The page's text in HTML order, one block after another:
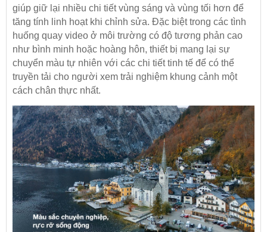
giúp giữ lại nhiều chi tiết vùng sáng và vùng tối hơn để
tăng tính linh hoạt khi chỉnh sửa. Đặc biệt trong các tình
huống quay video ở môi trường có độ tương phản cao
như bình minh hoặc hoàng hôn, thiết bị mang lại sự
chuyển màu tự nhiên với các chi tiết tinh tế để có thể
truyền tải cho người xem trải nghiệm khung cảnh một
cách chân thực nhất.